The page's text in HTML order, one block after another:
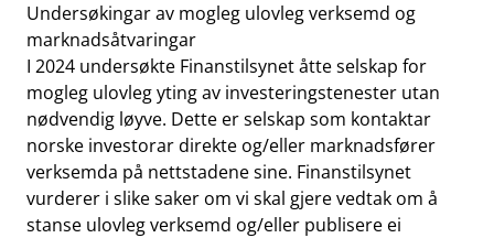
Undersøkingar av mogleg ulovleg verksemd og
marknadsåtvaringar
I 2024 undersøkte Finanstilsynet åtte selskap for
mogleg ulovleg yting av investeringstenester utan
nødvendig løyve. Dette er selskap som kontaktar
norske investorar direkte og/eller marknadsfører
verksemda på nettstadene sine. Finanstilsynet
vurderer i slike saker om vi skal gjere vedtak om å
stanse ulovleg verksemd og/eller publisere ei